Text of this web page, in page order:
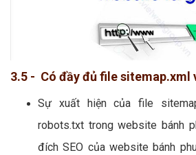
3.5 - Có đầy đủ file
Sự xuất hiện của file
robots.txt trong website bánh
đích SEO của website bánh